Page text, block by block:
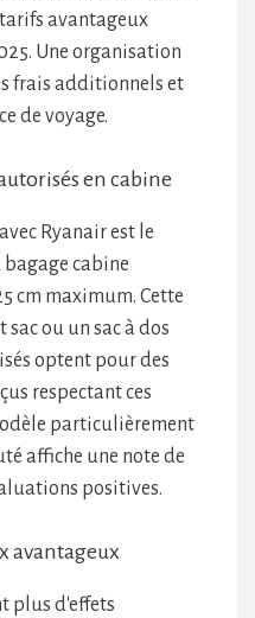
avantageux
Une organisation
frais additionnels et
de voyage.
en cabine
Ryanair est le
cabine
cm maximum. Cette
ou un sac à dos
optent pour des
respectant ces
particulièrement
affiche une note de
positives.
avantageux
plus d'effets